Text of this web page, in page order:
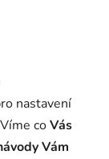
nastavení
Víme coVás
Vám